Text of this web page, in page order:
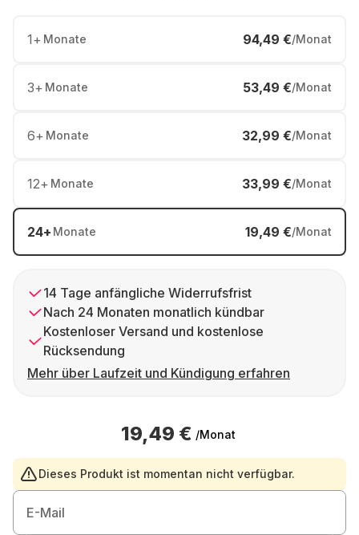
1+ Monate 94,49 €/Monat
3+ Monate 53,49 €/Monat
6+ Monate 32,99 €/Monat
12+ Monate 33,99 €/Monat
24+ Monate 19,49 €/Monat
14 Tage anfängliche Widerrufsfrist
Nach 24 Monaten monatlich kündbar
Kostenloser Versand und kostenlose
Rücksendung
Mehr über Laufzeit und Kündigung erfahren
19,49 € /Monat
Dieses Produkt ist momentan nicht verfügbar.
E-Mail